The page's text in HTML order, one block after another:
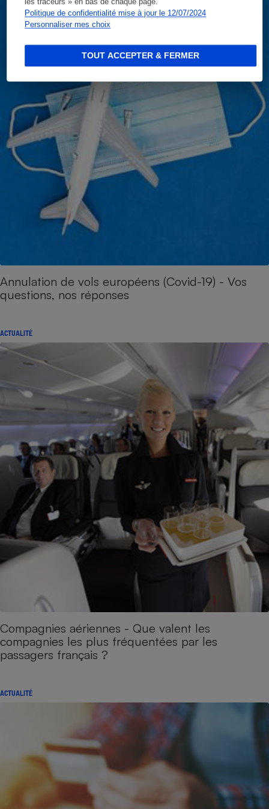
Politique de confidentialité mise à jour le 12/07/2024
Personnaliser mes choix
TOUT ACCEPTER & FERMER
Annulation de vols européens (Covid-19) - Vos
questions, nos réponses
ACTUALITÉ
Compagnies aériennes - Que valent les
compagnies les plus fréquentées par les
passagers français ?
ACTUALITÉ